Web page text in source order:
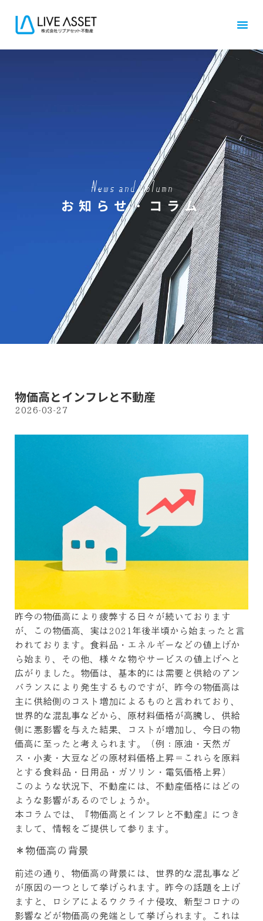
News and Column
お知らせ・コラム
物価高とインフレと不動産
2026-03-27
昨今の物価高により疲弊する日々が続いております
が、この物価高、実は2021年後半頃から始まったと言
われております。食料品・エネルギーなどの値上げか
ら始まり、その他、様々な物やサービスの値上げへと
広がりました。物価は、基本的には需要と供給のアン
バランスにより発生するものですが、昨今の物価高は
主に供給側のコスト増加によるものと言われており、
世界的な混乱事などから、原材料価格が高騰し、供給
側に悪影響を与えた結果、コストが増加し、今日の物
価高に至ったと考えられます。（例：原油・天然ガ
ス・小麦・大豆などの原材料価格上昇＝これらを原料
とする食料品・日用品・ガソリン・電気価格上昇）
このような状況下、不動産には、不動産価格にはどの
ような影響があるのでしょうか。
本コラムでは、『物価高とインフレと不動産』につき
まして、情報をご提供して参ります。
＊物価高の背景
前述の通り、物価高の背景には、世界的な混乱事など
が原因の一つとして挙げられます。昨今の話題を上げ
ますと、ロシアによるウクライナ侵攻、新型コロナの
影響などが物価高の発端として挙げられます。これは